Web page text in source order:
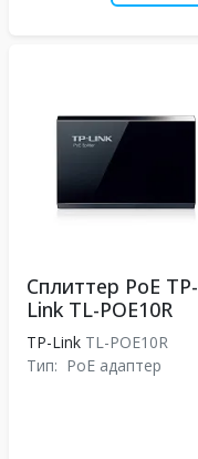
Сплиттер PoE TP-
Link TL-POE10R
TP-Link TL-POE10R
Тип: PoE адаптер